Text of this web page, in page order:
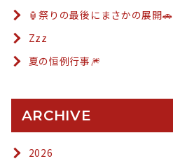
🏮祭りの最後にまさかの展開🚗
Zzz
夏の恒例行事🎆
ARCHIVE
2026